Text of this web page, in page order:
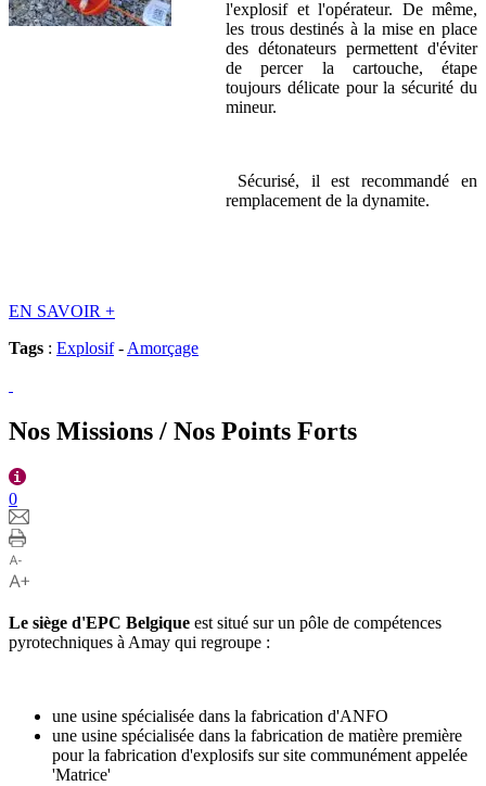
l'explosif et l'opérateur. De même,
les trous destinés à la mise en place
des détonateurs permettent d'éviter
de percer la cartouche, étape
toujours délicate pour la sécurité du
mineur.
Sécurisé, il est recommandé en
remplacement de la dynamite.
EN SAVOIR +
Tags : Explosif- Amorçage
Nos Missions / Nos Points Forts
0
Le siège d'EPC Belgique est situé sur un pôle de compétences
pyrotechniques à Amay qui regroupe :
une usine spécialisée dans la fabrication d'ANFO
une usine spécialisée dans la fabrication de matière première
pour la fabrication d'explosifs sur site communément appelée
'Matrice'